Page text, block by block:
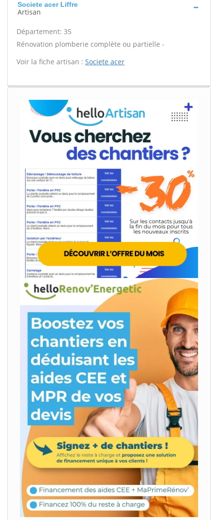
Societe acer Liffre
Artisan
Département: 35
Rénovation plomberie complète ou partielle -
Voir la fiche artisan : Societe acer